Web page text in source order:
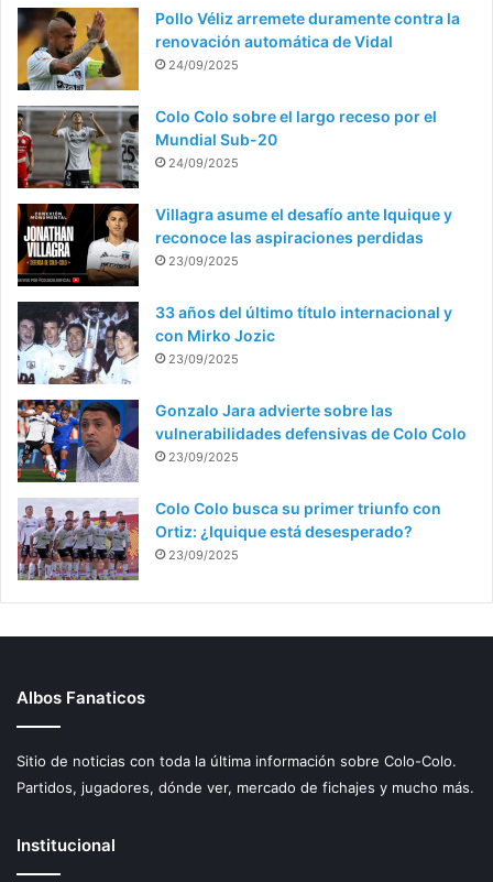
Pollo Véliz arremete duramente contra la
renovación automática de Vidal
24/09/2025
Colo Colo sobre el largo receso por el
Mundial Sub-20
24/09/2025
Villagra asume el desafío ante Iquique y
reconoce las aspiraciones perdidas
23/09/2025
33 años del último título internacional y
con Mirko Jozic
23/09/2025
Gonzalo Jara advierte sobre las
vulnerabilidades defensivas de Colo Colo
23/09/2025
Colo Colo busca su primer triunfo con
Ortiz: ¿Iquique está desesperado?
23/09/2025
Albos Fanaticos
Sitio de noticias con toda la última información sobre Colo-Colo.
Partidos, jugadores, dónde ver, mercado de fichajes y mucho más.
Institucional